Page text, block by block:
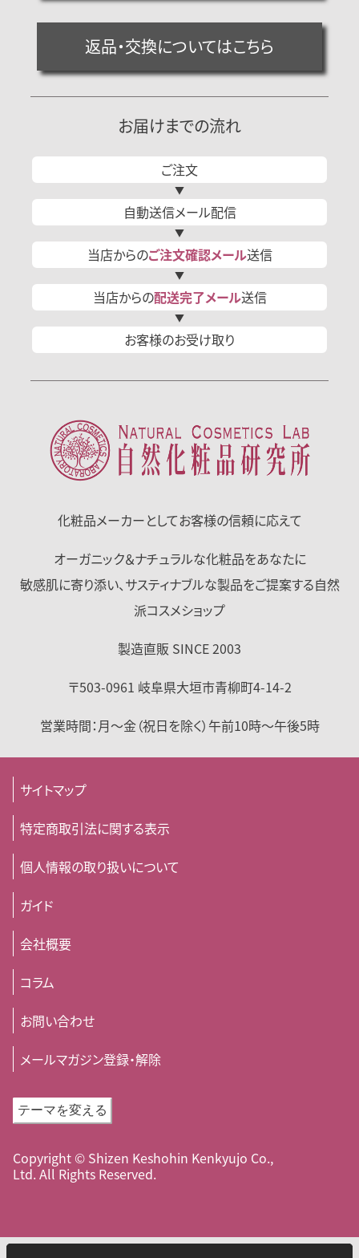
返品・交換についてはこちら
お届けまでの流れ
ご注文
自動送信メール配信
当店からのご注文確認メール送信
当店からの配送完了メール送信
お客様のお受け取り
化粧品メーカーとしてお客様の信頼に応えて
オーガニック＆ナチュラルな化粧品をあなたに
敏感肌に寄り添い、サスティナブルな製品をご提案する自然
派コスメショップ
製造直販 SINCE 2003
〒503-0961 岐阜県大垣市青柳町4-14-2
営業時間： 月～金（祝日を除く）午前10時～午後5時
サイトマップ
特定商取引法に関する表示
個人情報の取り扱いについて
ガイド
会社概要
コラム
お問い合わせ
メールマガジン登録・解除
テーマを変える
Copyright © Shizen Keshohin Kenkyujo Co.,
Ltd. All Rights Reserved.